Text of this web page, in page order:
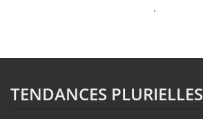
.
TENDANCES PLURIELLES